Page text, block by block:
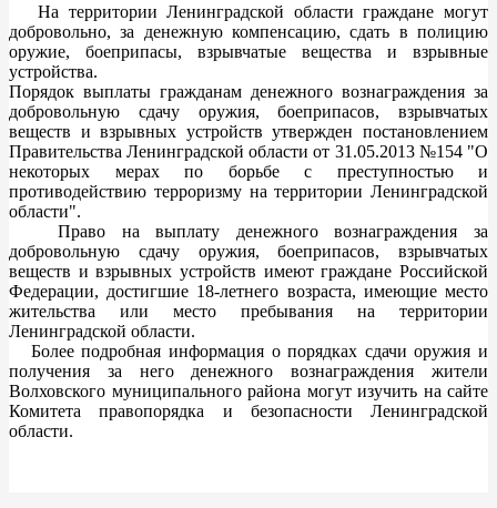
На территории Ленинградской области граждане могут
добровольно, за денежную компенсацию, сдать в полицию
оружие, боеприпасы, взрывчатые вещества и взрывные
устройства.
Порядок выплаты гражданам денежного вознаграждения за
добровольную сдачу оружия, боеприпасов, взрывчатых
веществ и взрывных устройств утвержден постановлением
Правительства Ленинградской области от 31.05.2013 №154 "О
некоторых мерах по борьбе с преступностью и
противодействию терроризму на территории Ленинградской
области".
Право на выплату денежного вознаграждения за
добровольную сдачу оружия, боеприпасов, взрывчатых
веществ и взрывных устройств имеют граждане Российской
Федерации, достигшие 18-летнего возраста, имеющие место
жительства или место пребывания на территории
Ленинградской области.
Более подробная информация о порядках сдачи оружия и
получения за него денежного вознаграждения жители
Волховского муниципального района могут изучить на сайте
Комитета правопорядка и безопасности Ленинградской
области.